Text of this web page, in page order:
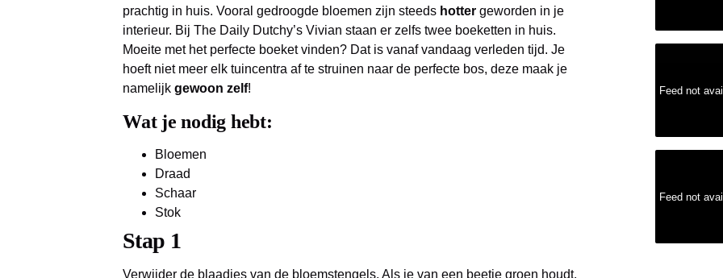
prachtig in huis. Vooral gedroogde bloemen zijn steeds hotter geworden in je
interieur. Bij The Daily Dutchy’s Vivian staan er zelfs twee boeketten in huis.
Moeite met het perfecte boeket vinden? Dat is vanaf vandaag verleden tijd. Je
hoeft niet meer elk tuincentra af te struinen naar de perfecte bos, deze maak je
namelijk gewoon zelf!
Wat je nodig hebt:
Bloemen
Draad
Schaar
Stok
Stap 1
Verwijder de blaadjes van de bloemstengels. Als je van een beetje groen houdt,
Feed not
Feed not